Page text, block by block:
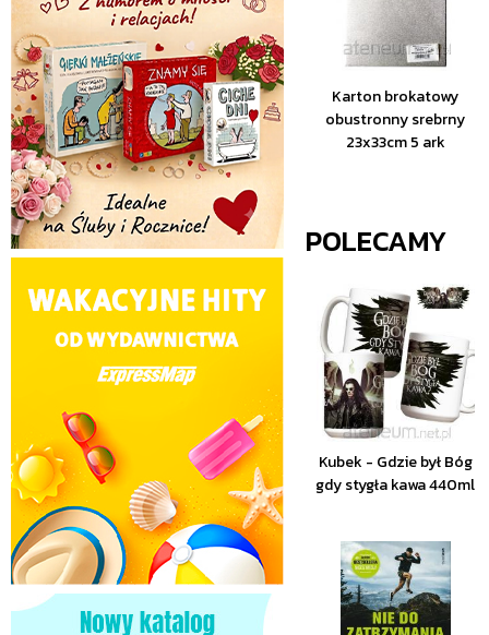
Karton brokatowy
obustronny srebrny
23x33cm 5 ark
POLECAMY
Kubek - Gdzie był Bóg
gdy stygła kawa 440ml